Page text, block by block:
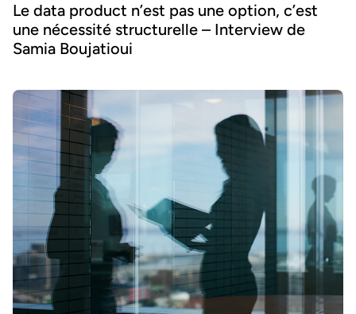
Le data product n’est pas une option, c’est
une nécessité structurelle – Interview de
Samia Boujatioui